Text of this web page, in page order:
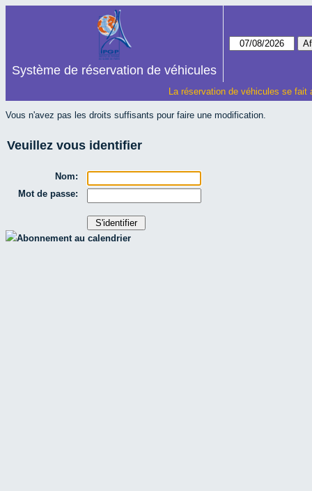
Système de réservation de véhicules
La réservation de véhicules se
Vous n'avez pas les droits suffisants pour faire une modification.
Veuillez vous identifier
Nom:
Mot de passe:
Abonnement au calendrier